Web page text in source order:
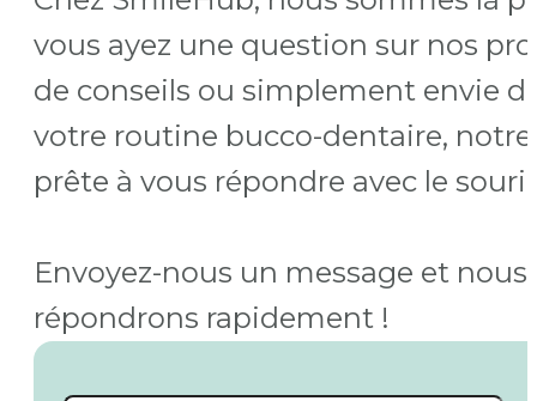
vous ayez une question sur nos
de conseils ou simplement envie
votre routine bucco-dentaire,
prête à vous répondre avec le
Envoyez-nous un message et nous
répondrons rapidement !